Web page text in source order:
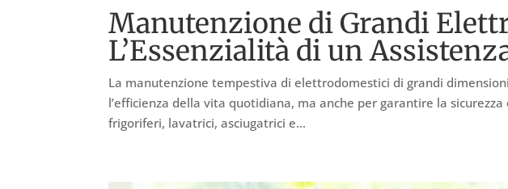
Manutenzione di Grandi
L’Essenzialità di un
La manutenzione tempestiva di elettrodomestici di grandi
l’efficienza della vita quotidiana, ma anche per garantire la
frigoriferi, lavatrici, asciugatrici e...